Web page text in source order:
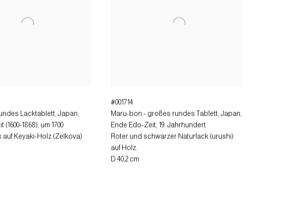
Lacktablett, Japan,
1868), um 1700
Keyaki-Holz (Zelkova)
#001714
Maru-bon - großes rundes Tablett, Japan,
Ende Edo-Zeit, 19. Jahrhundert
Roter und schwarzer Naturlack (urushi)
auf Holz.
D 40,2 cm